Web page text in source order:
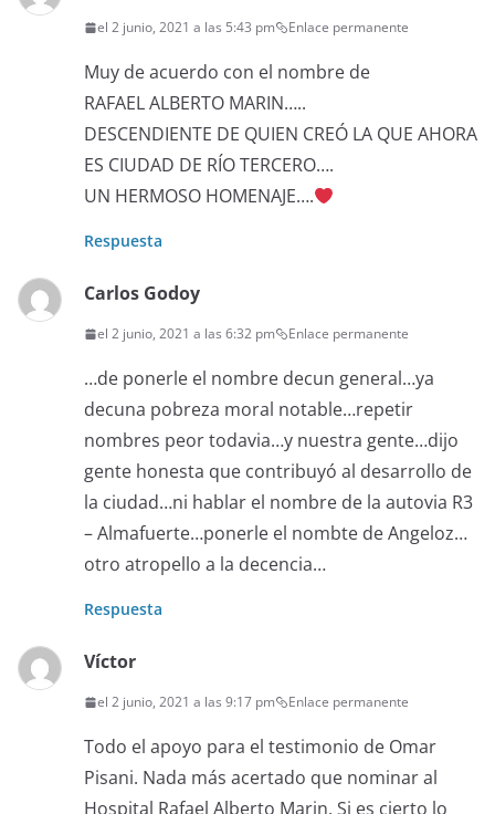
el 2 junio, 2021 a las 5:43 pm Enlace permanente
Muy de acuerdo con el nombre de
RAFAEL ALBERTO MARIN…..
DESCENDIENTE DE QUIEN CREÓ LA QUE AHORA
ES CIUDAD DE RÍO TERCERO….
UN HERMOSO HOMENAJE….
Respuesta
Carlos Godoy
el 2 junio, 2021 a las 6:32 pm Enlace permanente
…de ponerle el nombre decun general…ya
decuna pobreza moral notable…repetir
nombres peor todavia…y nuestra gente…dijo
gente honesta que contribuyó al desarrollo de
la ciudad…ni hablar el nombre de la autovia R3
– Almafuerte…ponerle el nombte de Angeloz…
otro atropello a la decencia…
Respuesta
Víctor
el 2 junio, 2021 a las 9:17 pm Enlace permanente
Todo el apoyo para el testimonio de Omar
Pisani. Nada más acertado que nominar al
Hospital Rafael Alberto Marin. Si es cierto lo